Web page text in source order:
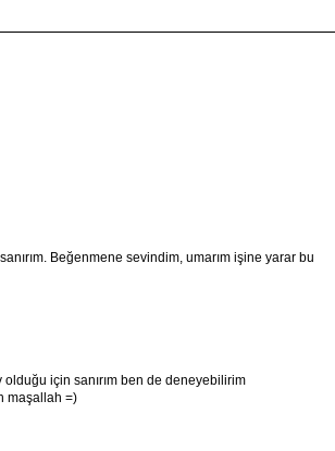
Beğenmene sevindim, umarım işine yarar bu
için sanırım ben de deneyebilirim
maşallah =)